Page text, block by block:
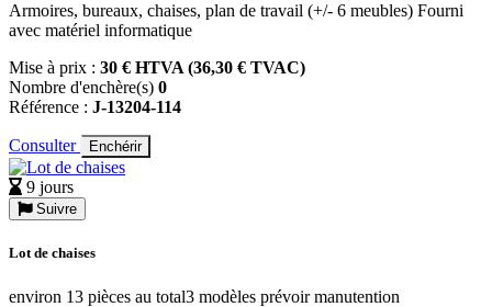
Armoires, bureaux, chaises, plan de travail (+/- 6 meubles) Fourni
avec matériel informatique
Mise à prix : 30 € HTVA (36,30 € TVAC)
Nombre d'enchère(s) 0
Référence : J-13204-114
Consulter Enchérir
9 jours
Suivre
Lot de chaises
environ 13 pièces au total3 modèles prévoir manutention